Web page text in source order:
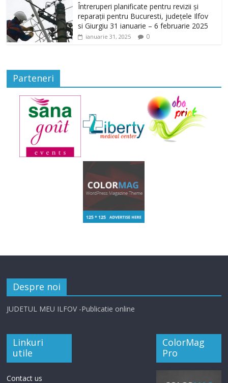
Întreruperi planificate pentru revizii și
reparații pentru Bucuresti, județele Ilfov
si Giurgiu 31 ianuarie – 6 februarie 2025
ianuarie 31, 2025 0
Parteneri
Despre noi
JUDETUL MEU ILFOV -Publicatie online
Linkuri
utile
Contact us
ColorMag
Pro